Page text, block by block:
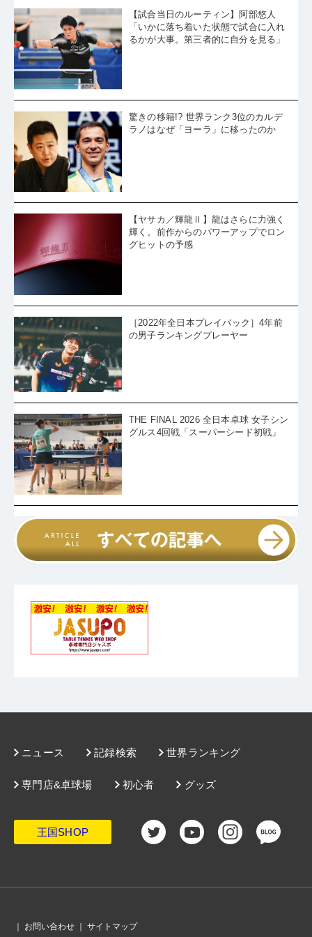
・【パリ五輪卓球】世界女王・孫穎莎が準決勝へ。4試合すべて4-
0の恐るべき強さ
・【パリ五輪卓球】激闘、1時間20分。平野美宇、二度のマッチポ
イントを握るも惜敗
・【パリ五輪卓球】カルデラノが張禹珍を完封。準決勝へ一番乗
り。南米初のメダル獲得が見えてきた
・【パリ五輪卓球】破竹の進撃を見せるモーレゴードが着るのは
あの有名ブランド「ユニクロ」
・【パリ五輪卓球】同門対決？カルデラノに敗れたA.ルブラン。
兄弟で分かれた嬉し涙と悔し涙
・【パリ五輪卓球】戸上の初の五輪シングルスはベスト16で終
戦、されど闘魂は燃え続ける「この悔しさは必ず次に繋がると思
う」
・【パリ五輪卓球】女子8強が決定。申裕斌と世界女王・孫穎莎が
勝利
・ 【パリ五輪卓球】五輪で吹き荒れる六角形ラケット旋風。モー
レゴードはベスト8に進む
・【パリ五輪卓球】早田ひな、難敵にさすがのストレート勝ち。
快進撃は止まらない！
【パリ五輪卓球】「フェリックス！」の大合唱。ルブラン、オ
フチャロフを打ち破る。「夢のようだよ」
【パリ五輪卓球】張本智和が準々決勝へ。準決勝進出をかけて
樊振東とジャーの勝者と対決
・【パリ五輪卓球】充実の表情、平野美宇が日本勢の先陣を切っ
て8強！
【パリ五輪卓球】戸上隼輔は百戦錬磨の張禹珍に敗れて8入りな
らず。ルブラン兄弟は弟のフェリックスが激戦を制して準々決勝
パリ五輪、女子シングルスでもベスト16が決定。2回戦終了時の
トーナメントはこちら
・パリ五輪、男子シングルスは16強が出そろう。2回戦終了時のト
ーナメントはこちら
・「とても楽しめた！」パリに咲く花、61歳、倪夏蓮。孫穎莎に
・「今日の自分の実力が十分ではなかったから負けた。ラケット
とは何の関係もありません」と敗戦後の王楚欽
・【パリ五輪卓球】男子シングルス2回戦、張本智和がイランの
No.アラミヤンを破り、ベスト16に進む
・【パリ五輪卓球】男子シングルス2回戦、スペアラケットで臨ん
だ第1シードの王楚欽がモーレゴードに敗れる
・前代未聞、カメラマンが踏んで王楚欽のラケットが折れる「ラ
ケット破損事件」は、金メダル候補の心を揺さぶるのか!?
・【パリ五輪卓球】混合ダブルス金メダル獲得直後のアクシデン
ト。歓喜の笑顔から一転、茫然自失の王楚欽
・【パリ五輪卓球】混合ダブルスの頂点に立ったのは王楚欽／孫
穎莎。北朝鮮ペアを振り切って金メダルを獲得！
・【パリ五輪卓球】韓国の林鐘勲／申裕斌が香港ペアを完封！個
人種目としては20年ぶりのメダル獲得！
・ 【パリ五輪卓球】男子シングルス2回戦、戸上隼輔はコズルに苦
しみながらも、気迫のプレーで振り切る
・【パリ五輪卓球】女子シングルス2回戦がスタート、地元期待の
パヴァデはバトラに完敗
・混合ダブルスは準決勝が終了。決勝は中国ペアvs北朝鮮ペアの
対戦に
【パリ五輪卓球】男子シングルス1回戦が全て終了。外シードは
負けず、大きな波乱は起きず
が1回戦をストレート勝ち！
・パリ五輪卓球男子シングルス1回戦。強い、強いぞ、張本智和!!
最速で試合を決める
【パリ五輪卓球】混合ダブルスで4強決定。林昀儒／陳思羽、中
国ペアに迫るも惜敗
・パリ五輪卓球、男子シングルス1回戦。地元フランスのルブラン
兄弟は危なげなく2回戦へ
パリ五輪男子シングルス1回戦。オフチャロフ、モーレゴードは
初戦を難なく突破
早くも女子シングルス1回戦スタート。地元期待のパヴァデ、最
年長の倪夏蓮が勝利のスマイル
男女シングルスの予選ラウンド終了。58歳のツォン・ジーイン
は本戦出場ならず
【パリ五輪】日本の受難の日。卓球でのメダルの難しさと改め
ている！
パリ五輪・女子団体のドロー。第2シードの日本の初戦はポーラ
・パリ五輪のドローが決定。男子団体、日本は中国と逆のブロッ
ク
へ出発！
女子日本代表がパリ五輪に向けての意気込み語る「3年間準備し
たことを全て出し切る」（早田）
・パリ五輪男子日本代表が出発前の羽田空港で意気込みを語る
ド
【試合当日のルーティン】阿部悠人
「いかに落ち着いた状態で試合に入れ
るかが大事。第三者的に自分を見る」
驚きの移籍!? 世界ランク3位のカルデ
ラノはなぜ「ヨーラ」に移ったのか
【ヤサカ／輝龍Ⅱ】龍はさらに力強く
輝く。前作からのパワーアップでロン
グヒットの予感
［2022年全日本プレイバック］4年前
の男子ランキングプレーヤー
THE FINAL 2026 全日本卓球 女子シン
グルス4回戦「スーパーシード初戦」
ニュース 記録検索 世界ランキング
グッズ
専門店&卓球場 初心者
王国SHOP
｜ お問い合わせ ｜ サイトマップ